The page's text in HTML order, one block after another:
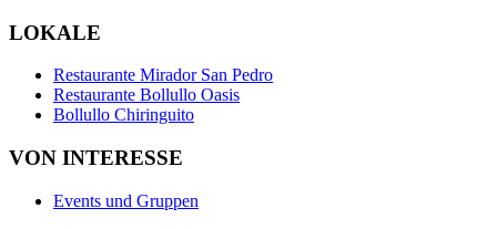
LOKALE
Restaurante Mirador San Pedro
Restaurante Bollullo Oasis
Bollullo Chiringuito
VON INTERESSE
Events und Gruppen